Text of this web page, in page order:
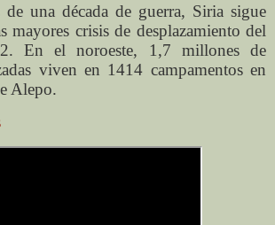
de una década de guerra, Siria sigue
mayores crisis de desplazamiento del
En el noroeste, 1,7 millones de
viven en 1414 campamentos en
Alepo.